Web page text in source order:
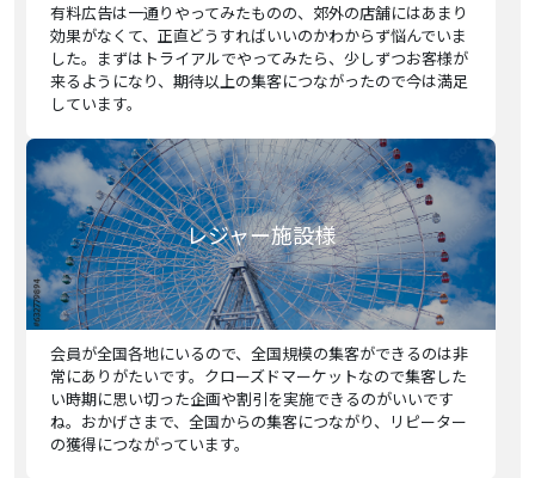
有料広告は一通りやってみたものの、郊外の店舗にはあまり
効果がなくて、正直どうすればいいのかわからず悩んでいま
した。まずはトライアルでやってみたら、少しずつお客様が
来るようになり、期待以上の集客につながったので今は満足
しています。
レジャー施設様
会員が全国各地にいるので、全国規模の集客ができるのは非
常にありがたいです。クローズドマーケットなので集客した
い時期に思い切った企画や割引を実施できるのがいいです
ね。おかげさまで、全国からの集客につながり、リピーター
の獲得につながっています。